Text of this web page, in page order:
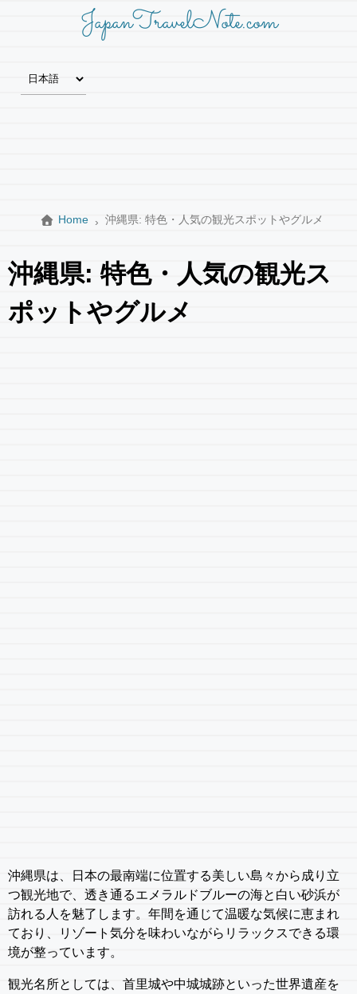
JapanTravelNote.com
Home 沖縄県: 特色・人気の観光スポットやグルメ
沖縄県: 特色・人気の観光ス
ポットやグルメ
沖縄県は、日本の最南端に位置する美しい島々から成り立
つ観光地で、透き通るエメラルドブルーの海と白い砂浜が
訪れる人を魅了します。年間を通じて温暖な気候に恵まれ
ており、リゾート気分を味わいながらリラックスできる環
境が整っています。
観光名所としては、首里城や中城城跡といった世界遺産を